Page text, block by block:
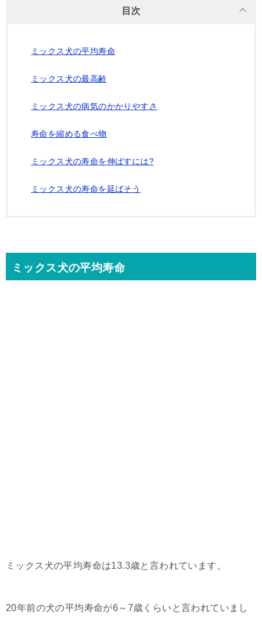
目次
ミックス犬の平均寿命
ミックス犬の最高齢
ミックス犬の病気のかかりやすさ
寿命を縮める食べ物
ミックス犬の寿命を伸ばすには?
ミックス犬の寿命を延ばそう
ミックス犬の平均寿命
ミックス犬の平均寿命は13.3歳と言われています。
20年前の犬の平均寿命が6～7歳くらいと言われていまし